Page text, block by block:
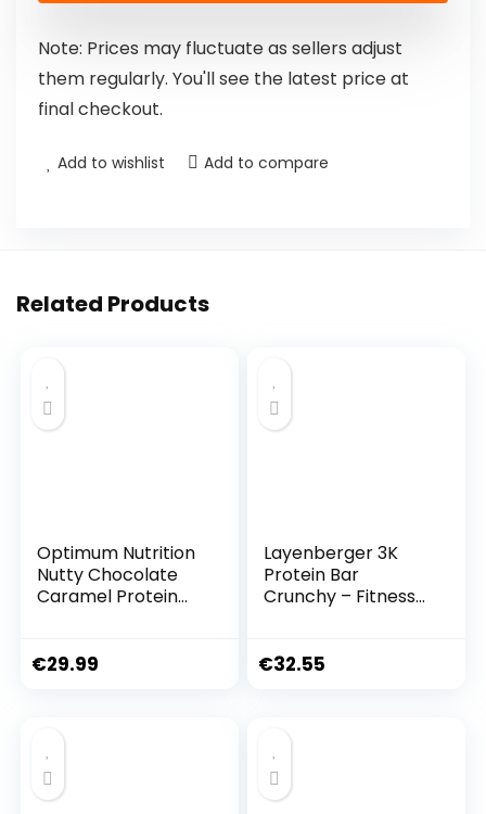
Note: Prices may fluctuate as sellers adjust
them regularly. You'll see the latest price at
final checkout.
Add to wishlist Add to compare
Related Products
Optimum Nutrition
Nutty Chocolate
Caramel Protein
€29.99
Layenberger 3K
Protein Bar
Crunchy – Fitness
Pack (15 x 45 g) –
€32.55